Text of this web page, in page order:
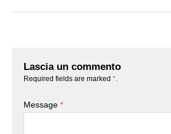
Lascia un commento
Required fields are marked *
Message *